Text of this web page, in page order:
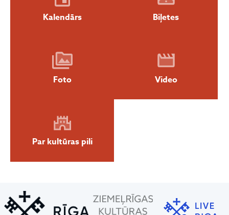
Kalendārs Biļetes
Foto Video
Par kultūras pili